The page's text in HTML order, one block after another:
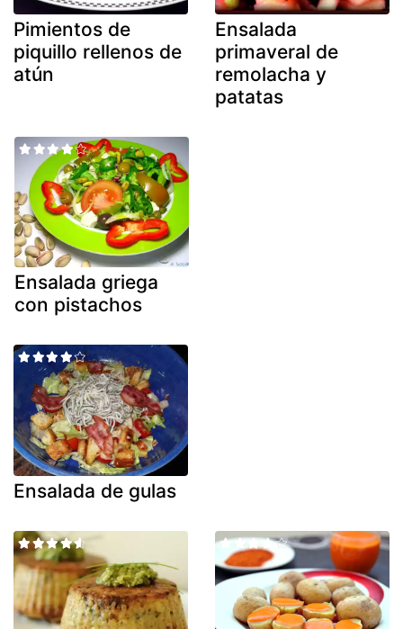
Pimientos de
piquillo rellenos de
atún
Ensalada
primaveral de
remolacha y
patatas
Ensalada griega
con pistachos
Ensalada de gulas